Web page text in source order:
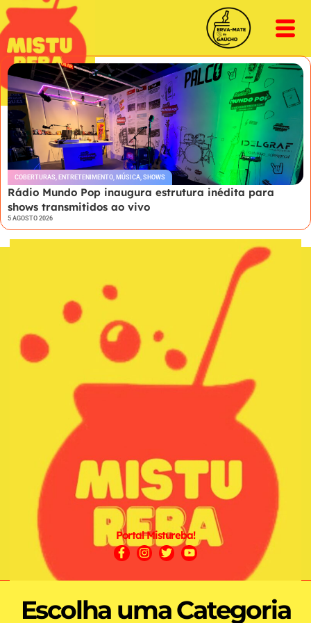
COBERTURAS, ENTRETENIMENTO, MÚSICA, SHOWS
Rádio Mundo Pop inaugura estrutura inédita para
shows transmitidos ao vivo
5 AGOSTO 2026
Portal Mistureba!
Escolha uma Categoria